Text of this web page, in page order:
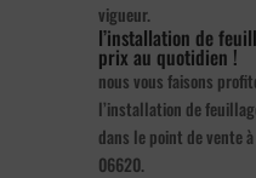
vigueur.
l’installation de
prix au quotidien !
nous vous faisons
l’installation de
dans le point de vente
06620.